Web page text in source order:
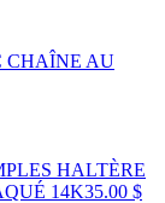
CHAÎNE AU
HALTÈRE
14K35.00 $